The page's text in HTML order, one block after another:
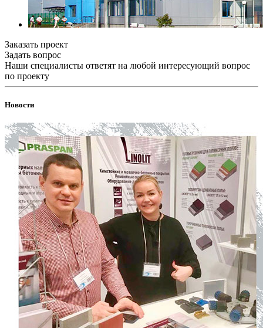
Заказать проект
Задать вопрос
Наши специалисты ответят на любой интересующий вопрос
по проекту
Новости